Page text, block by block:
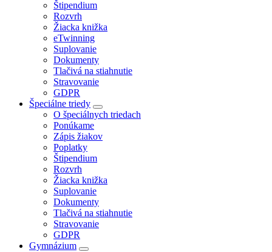
Štipendium
Rozvrh
Žiacka knižka
eTwinning
Suplovanie
Dokumenty
Tlačivá na stiahnutie
Stravovanie
GDPR
Špeciálne triedy
O špeciálnych triedach
Ponúkame
Zápis žiakov
Poplatky
Štipendium
Rozvrh
Žiacka knižka
Suplovanie
Dokumenty
Tlačivá na stiahnutie
Stravovanie
GDPR
Gymnázium